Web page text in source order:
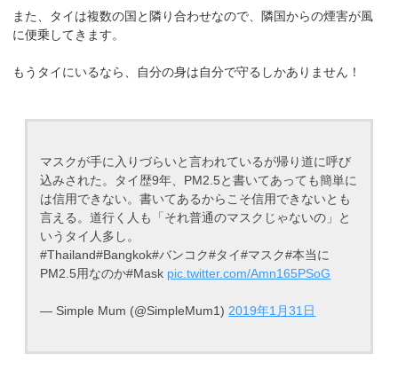
また、タイは複数の国と隣り合わせなので、隣国からの煙害が風
に便乗してきます。
もうタイにいるなら、自分の身は自分で守るしかありません！
マスクが手に入りづらいと言われているが帰り道に呼び
込みされた。タイ歴9年、PM2.5と書いてあっても簡単に
は信用できない。書いてあるからこそ信用できないとも
言える。道行く人も「それ普通のマスクじゃないの」と
いうタイ人多し。
#Thailand#Bangkok#バンコク#タイ#マスク#本当に
PM2.5用なのか#Mask pic.twitter.com/Amn165PSoG
— Simple Mum (@SimpleMum1)2019年1月31日